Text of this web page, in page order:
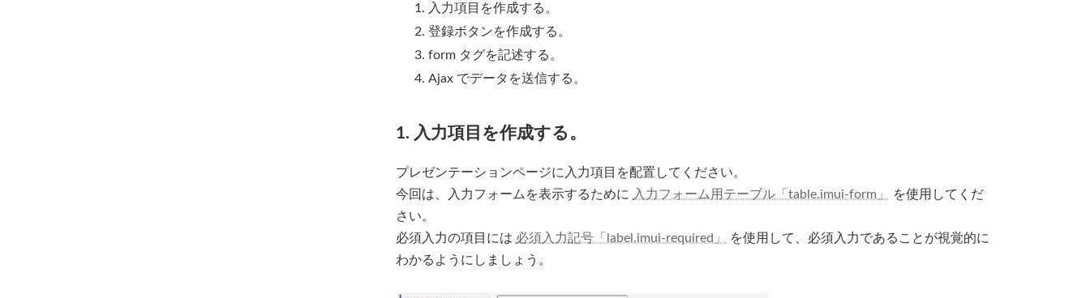
入力項目を作成する。
登録ボタンを作成する。
form タグを記述する。
Ajax でデータを送信する。
1. 入力項目を作成する。
プレゼンテーションページに入力項目を配置してください。
今回は、入力フォームを表示するために 入力フォーム用テーブル「table.imui-form」
を使用してくだ
さい。
必須入力の項目には 必須入力記号「label.imui-required」
を使用して、必須入力であることが視覚的に
わかるようにしましょう。